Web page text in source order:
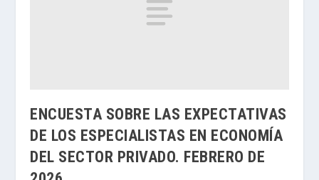
ENCUESTA SOBRE LAS EXPECTATIVAS
DE LOS ESPECIALISTAS EN ECONOMÍA
DEL SECTOR PRIVADO. FEBRERO DE